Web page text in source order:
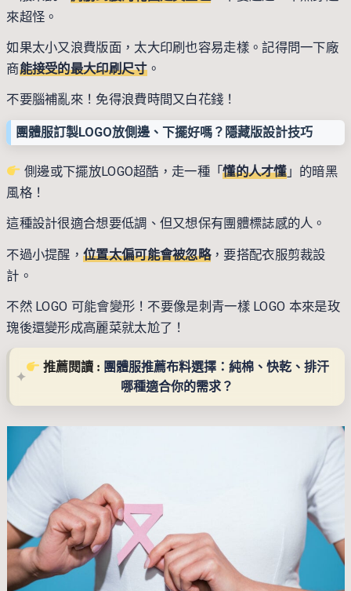
來超怪。
如果太小又浪費版面，太大印刷也容易走樣。記得問一下廠
商能接受的最大印刷尺寸。
不要腦補亂來！免得浪費時間又白花錢！
團體服訂製LOGO放側邊、下擺好嗎？隱藏版設計技巧
側邊或下擺放LOGO超酷，走一種「懂的人才懂」的暗黑
風格！
這種設計很適合想要低調、但又想保有團體標誌感的人。
不過小提醒，位置太偏可能會被忽略，要搭配衣服剪裁設
計。
不然 LOGO 可能會變形！不要像是刺青一樣 LOGO 本來是玫
瑰後還變形成高麗菜就太尬了！
推薦閱讀 : 團體服推薦布料選擇：純棉、快乾、排汗
哪種適合你的需求？